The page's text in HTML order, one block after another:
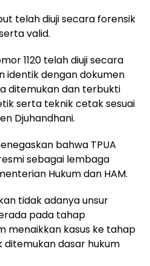
telah diuji secara forensik
valid.
1120 telah diuji secara
identik dengan dokumen
ditemukan dan terbukti
serta teknik cetak sesuai
Djuhandhani.
bahwa TPUA
sebagai lembaga
Hukum dan HAM.
tidak adanya unsur
pada tahap
menaikkan kasus ke tahap
ditemukan dasar hukum